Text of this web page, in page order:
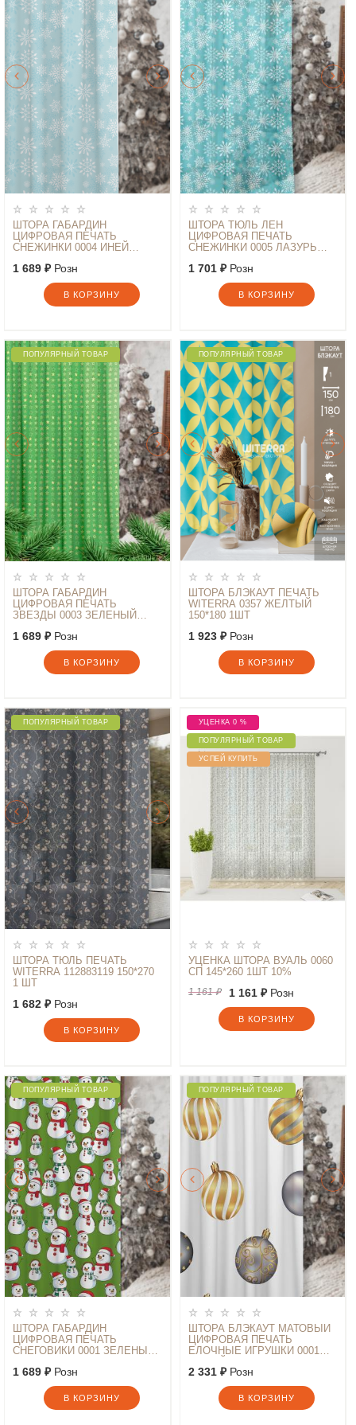
ШТОРА ГАБАРДИН
ЦИФРОВАЯ ПЕЧАТЬ
СНЕЖИНКИ 0004 ИНЕЙ
1 689 ₽Розн
В КОРЗИНУ
ШТОРА ТЮЛЬ ЛЕН
ЦИФРОВАЯ ПЕЧАТЬ
СНЕЖИНКИ 0005 ЛАЗУРЬ
1 701 ₽Розн
В КОРЗИНУ
ПОПУЛЯРНЫЙ ТОВАР
ШТОРА ГАБАРДИН
ЦИФРОВАЯ ПЕЧАТЬ
ЗВЕЗДЫ 0003 ЗЕЛЕНЫЙ
1 689 ₽Розн
В КОРЗИНУ
ПОПУЛЯРНЫЙ ТОВАР
ШТОРА БЛЭКАУТ ПЕЧАТЬ
WITERRA 0357 ЖЕЛТЫЙ
150*180 1ШТ
1 923 ₽Розн
В КОРЗИНУ
ПОПУЛЯРНЫЙ ТОВАР
ШТОРА ТЮЛЬ ПЕЧАТЬ
WITERRA 112883119 150*270
1 ШТ
1 682 ₽Розн
В КОРЗИНУ
УЦЕНКА 0 %
ПОПУЛЯРНЫЙ ТОВАР
УСПЕЙ КУПИТЬ
УЦЕНКА ШТОРА ВУАЛЬ 0060
СП 145*260 1ШТ 10%
1 161 ₽ 1 161 ₽Розн
В КОРЗИНУ
ПОПУЛЯРНЫЙ ТОВАР
ШТОРА ГАБАРДИН
ЦИФРОВАЯ ПЕЧАТЬ
СНЕГОВИКИ 0001 ЗЕЛЕНЫЙ
1 689 ₽Розн
В КОРЗИНУ
ПОПУЛЯРНЫЙ ТОВАР
ШТОРА БЛЭКАУТ МАТОВЫЙ
ЦИФРОВАЯ ПЕЧАТЬ
ЕЛОЧНЫЕ ИГРУШКИ 0001
2 331 ₽Розн
В КОРЗИНУ